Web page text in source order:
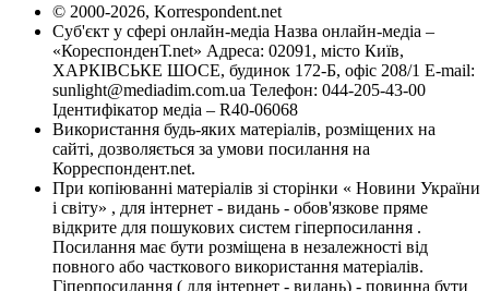
© 2000-2026, Korrespondent.net
Суб'єкт у сфері онлайн-медіа Назва онлайн-медіа –
«КореспонденТ.net» Адреса: 02091, місто Київ,
ХАРКІВСЬКЕ ШОСЕ, будинок 172-Б, офіс 208/1 E-mail:
sunlight@mediadim.com.ua Телефон: 044-205-43-00
Ідентифікатор медіа – R40-06068
Використання будь-яких матеріалів, розміщених на
сайті, дозволяється за умови посилання на
Корреспондент.net.
При копіюванні матеріалів зі сторінки « Новини України
і світу» , для інтернет - видань - обов'язкове пряме
відкрите для пошукових систем гіперпосилання .
Посилання має бути розміщена в незалежності від
повного або часткового використання матеріалів.
Гіперпосилання ( для інтернет - видань) - повинна бути